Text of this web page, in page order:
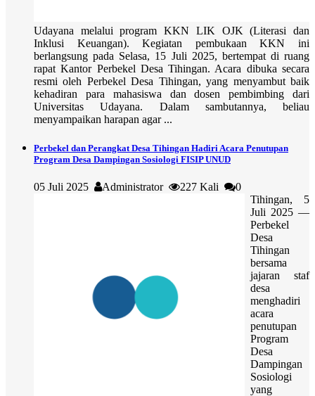
Udayana melalui program KKN LIK OJK (Literasi dan
Inklusi Keuangan). Kegiatan pembukaan KKN ini
berlangsung pada Selasa, 15 Juli 2025, bertempat di ruang
rapat Kantor Perbekel Desa Tihingan. Acara dibuka secara
resmi oleh Perbekel Desa Tihingan, yang menyambut baik
kehadiran para mahasiswa dan dosen pembimbing dari
Universitas Udayana. Dalam sambutannya, beliau
menyampaikan harapan agar ...
Perbekel dan Perangkat Desa Tihingan Hadiri Acara Penutupan
Program Desa Dampingan Sosiologi FISIP UNUD
05 Juli 2025 Administrator 227 Kali
0
Tihingan, 5
Juli 2025 —
Perbekel
Desa
Tihingan
bersama
jajaran staf
desa
menghadiri
acara
penutupan
Program
Desa
Dampingan
Sosiologi
yang